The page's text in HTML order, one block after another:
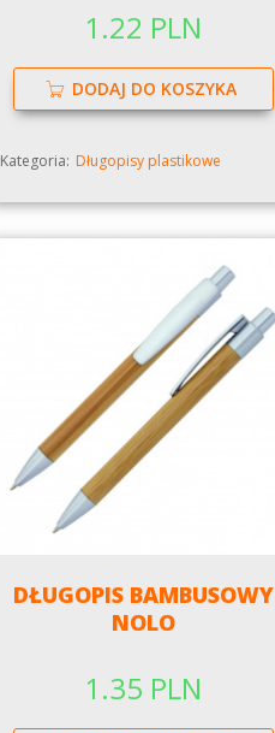
1.22 PLN
DODAJ DO KOSZYKA
Kategoria: Długopisy plastikowe
DŁUGOPIS BAMBUSOWY
NOLO
1.35 PLN